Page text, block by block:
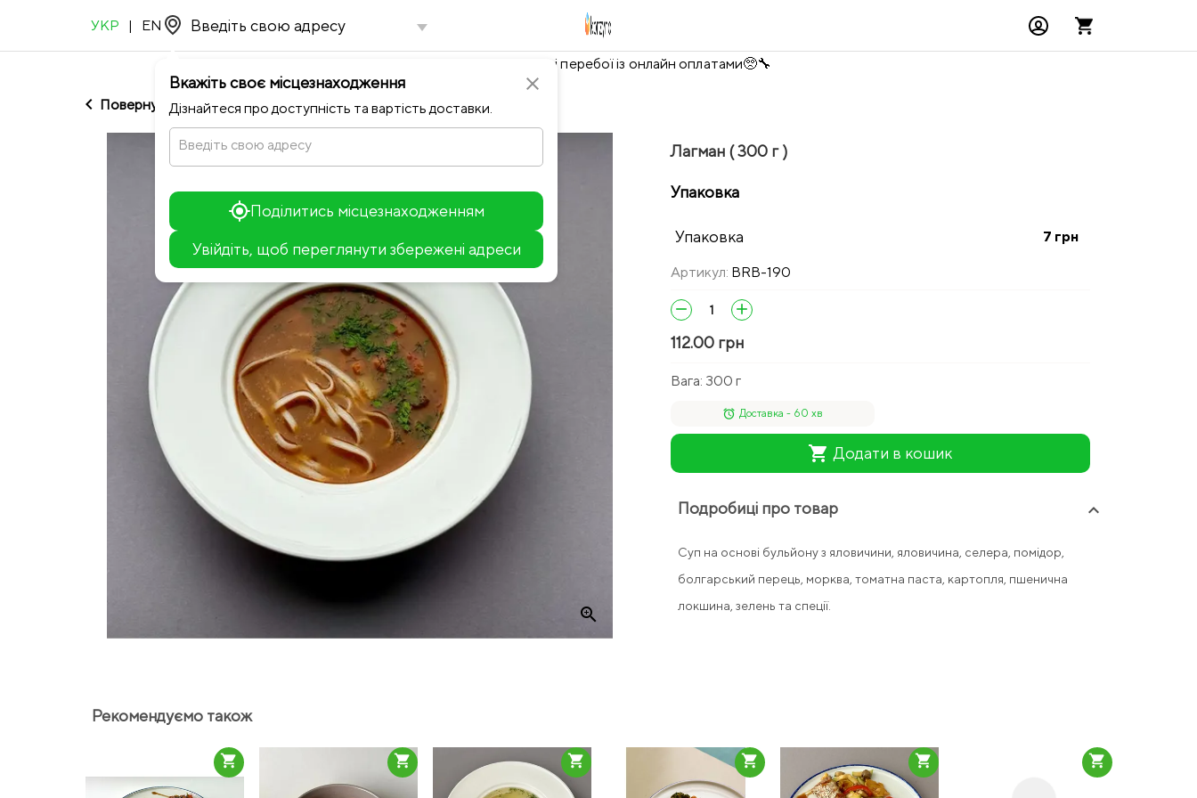
УКР | EN
close
Вкажіть своє місцезнаходження
Дізнайтеся про доступність та вартість доставки.
Введіть свою адресу
Поділитись місцезнаходженням
Увійдіть, щоб переглянути збережені адреси
+
Тимчасово можливі перебої із онлайн оплатами🥺🔧
chevron_left Повернутися до Barbaresco
zoom_in
Лагман ( 300 г )
Упаковка
Упаковка 7 грн
Артикул: BRB-190
remove add
112.00 грн
Вага: 300 г
alarm Доставка - 60 хв
shopping_cart Додати в кошик
Подробиці про товар keyboard_arrow_up
Суп на основі бульйону з яловичини, яловичина, селера, помідор,
болгарський перець, морква, томатна паста, картопля, пшенична
локшина, зелень та спеції.
Рекомендуємо також
shopping_cart shopping_cart shopping_cart shopping_cart shopping_cart shopping_cart